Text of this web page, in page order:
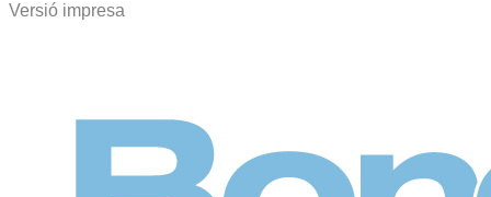
Versió impresa